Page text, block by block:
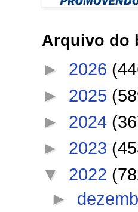
Arquivo do
► 2026
► 2025
► 2024
► 2023
▼ 2022
►